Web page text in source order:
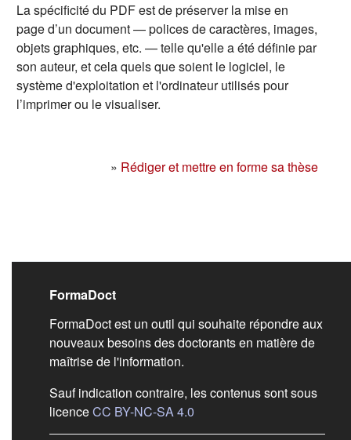
La spécificité du PDF est de préserver la mise en
page d’un document — polices de caractères, images,
objets graphiques, etc. — telle qu'elle a été définie par
son auteur, et cela quels que soient le logiciel, le
système d'exploitation et l'ordinateur utilisés pour
l’imprimer ou le visualiser.
» Rédiger et mettre en forme sa thèse
Liens de bas de
FormaDoct
FormaDoct est un outil qui souhaite répondre aux
nouveaux besoins des doctorants en matière de
maîtrise de l'information.
Sauf indication contraire, les contenus sont sous
licenceCC BY-NC-SA 4.0